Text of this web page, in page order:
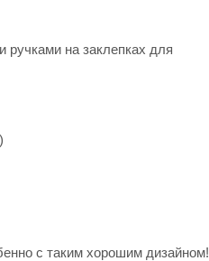
ручками на заклепках для
с таким хорошим дизайном!